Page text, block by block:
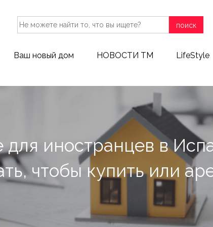
поиск
Ваш новый дом НОВОСТИ ТМ LifeStyle
для иностранцев в
чтобы купить или